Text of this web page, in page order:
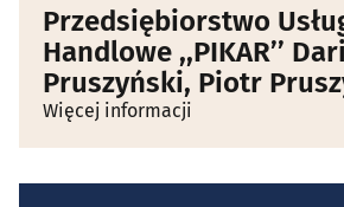
Przedsiębiorstwo
Handlowe ,,PIKAR’’
Pruszyński, Piotr
Więcej informacji